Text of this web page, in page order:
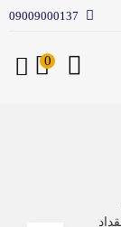
09009000137
0